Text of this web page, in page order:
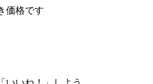
価格です